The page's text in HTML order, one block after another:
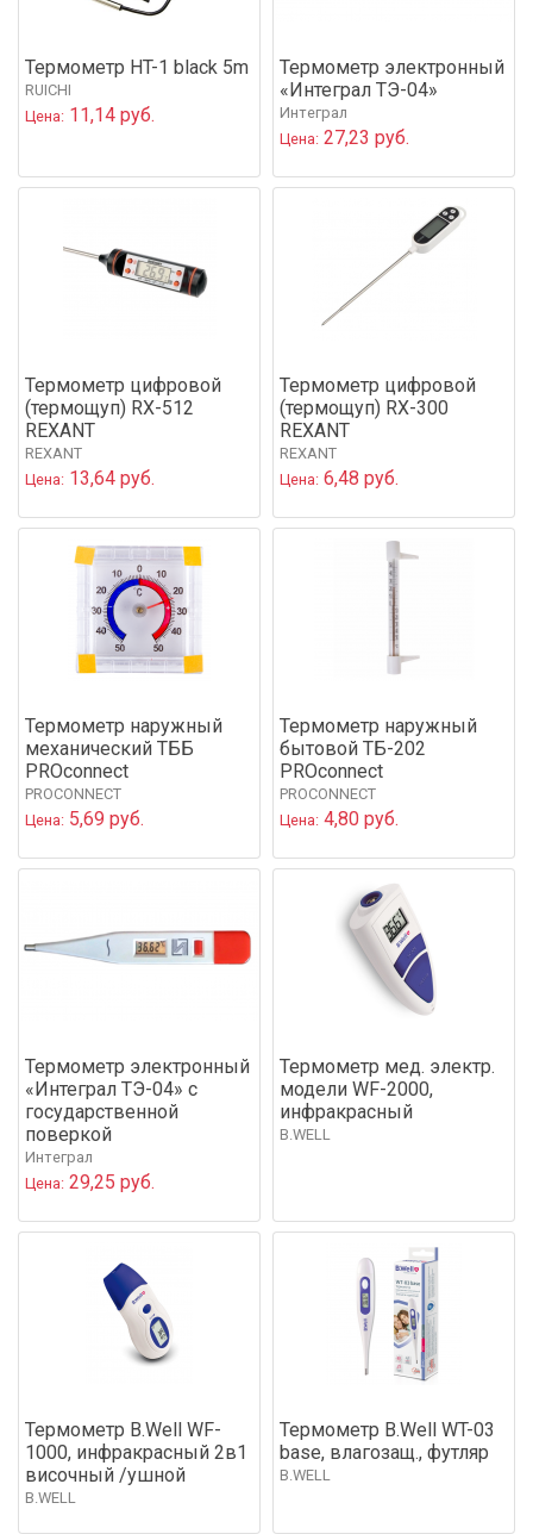
Термометр HT-1 black 5m
RUICHI
Цена: 11,14 руб.
Термометр электронный
«Интеграл ТЭ-04»
Интеграл
Цена: 27,23 руб.
Термометр цифровой
(термощуп) RX-512
REXANT
REXANT
Цена: 13,64 руб.
Термометр цифровой
(термощуп) RX-300
REXANT
REXANT
Цена: 6,48 руб.
Термометр наружный
механический ТББ
PROconnect
PROCONNECT
Цена: 5,69 руб.
Термометр наружный
бытовой ТБ-202
PROconnect
PROCONNECT
Цена: 4,80 руб.
Термометр электронный
«Интеграл ТЭ-04» с
государственной
поверкой
Интеграл
Цена: 29,25 руб.
Термометр мед. электр.
модели WF-2000,
инфракрасный
B.WELL
Термометр B.Well WF-
1000, инфракрасный 2в1
височный /ушной
B.WELL
Термометр B.Well WT-03
base, влагозащ., футляр
B.WELL